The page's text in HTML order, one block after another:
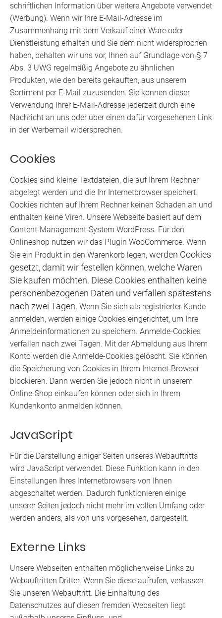
schriftlichen Information über weitere Angebote verwendet
(Werbung). Wenn wir Ihre E-Mail-Adresse im
Zusammenhang mit dem Verkauf einer Ware oder
Dienstleistung erhalten und Sie dem nicht widersprochen
haben, behalten wir uns vor, Ihnen auf Grundlage von § 7
Abs. 3 UWG regelmäßig Angebote zu ähnlichen
Produkten, wie den bereits gekauften, aus unserem
Sortiment per E-Mail zuzusenden. Sie können dieser
Verwendung Ihrer E-Mail-Adresse jederzeit durch eine
Nachricht an uns oder über einen dafür vorgesehenen Link
in der Werbemail widersprechen.
Cookies
Cookies sind kleine Textdateien, die auf Ihrem Rechner
abgelegt werden und die Ihr Internetbrowser speichert.
Cookies richten auf Ihrem Rechner keinen Schaden an und
enthalten keine Viren. Unsere Webseite basiert auf dem
Content-Management-System WordPress. Für den
Onlineshop nutzen wir das Plugin WooCommerce. Wenn
Sie ein Produkt in den Warenkorb legen, werden Cookies
gesetzt, damit wir festellen können, welche Waren
Sie kaufen möchten. Diese Cookies enthalten keine
personenbezogenen Daten und verfallen spätestens
nach zwei Tagen.
anmelden, werden einige Cookies eingerichtet, um Ihre
Anmeldeinformationen zu speichern. Anmelde-Cookies
verfallen nach zwei Tagen. Mit der Abmeldung aus Ihrem
Konto werden die Anmelde-Cookies gelöscht. Sie können
die Speicherung von Cookies in Ihrem Internet-Browser
blockieren. Dann werden Sie jedoch nicht in unserem
Online-Shop einkaufen können oder sich in Ihrem
Kundenkonto anmelden können.
JavaScript
Für die Darstellung einiger Seiten unseres Webauftritts
wird JavaScript verwendet. Diese Funktion kann in den
Einstellungen Ihres Internetbrowsers von Ihnen
abgeschaltet werden. Dadurch funktionieren einige
unserer Seiten jedoch nicht mehr im vollen Umfang oder
werden anders, als von uns vorgesehen, dargestellt.
Externe Links
Unsere Webseiten enthalten möglicherweise Links zu
Webauftritten Dritter. Wenn Sie diese aufrufen, verlassen
Sie unseren Webauftritt. Die Einhaltung des
Datenschutzes auf diesen fremden Webseiten liegt